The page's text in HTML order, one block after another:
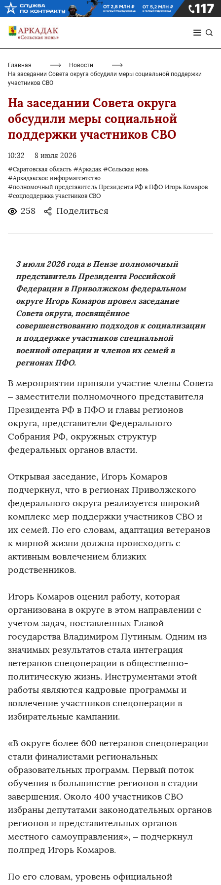
Главная
Новости
На заседании Совета округа обсудили меры социальной поддержки
участников СВО
На заседании Совета округа
обсудили меры социальной
поддержки участников СВО
10:32 8 июля 2026
#Саратовская область #Аркадак #Сельская новь
#Аркадакское информагентство
#полномочный представитель Президента РФ в ПФО Игорь Комаров
#соцподдержка участников СВО
258 Поделиться
3 июля 2026 года в Пензе полномочный
представитель Президента Российской
Федерации в Приволжском федеральном
округе Игорь Комаров провел заседание
Совета округа, посвящённое
совершенствованию подходов к социализации
и поддержке участников специальной
военной операции и членов их семей в
регионах ПФО.
В мероприятии приняли участие члены Совета
– заместители полномочного представителя
Президента РФ в ПФО и главы регионов
округа, представители Федерального
Собрания РФ, окружных структур
федеральных органов власти.
Открывая заседание, Игорь Комаров
подчеркнул, что в регионах Приволжского
федерального округа реализуется широкий
комплекс мер поддержки участников СВО и
их семей. По его словам, адаптация ветеранов
к мирной жизни должна происходить с
активным вовлечением близких
родственников.
Игорь Комаров оценил работу, которая
организована в округе в этом направлении с
учетом задач, поставленных Главой
государства Владимиром Путиным. Одним из
значимых результатов стала интеграция
ветеранов спецоперации в общественно-
политическую жизнь. Инструментами этой
работы являются кадровые программы и
вовлечение участников спецоперации в
избирательные кампании.
«В округе более 600 ветеранов спецоперации
стали финалистами региональных
образовательных программ. Первый поток
обучения в большинстве регионов в стадии
завершения. Около 400 участников СВО
избраны депутатами законодательных органов
регионов и представительных органов
местного самоуправления», – подчеркнул
полпред Игорь Комаров.
По его словам, уровень официальной